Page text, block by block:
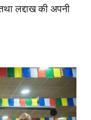
लद्दाख की अपनी